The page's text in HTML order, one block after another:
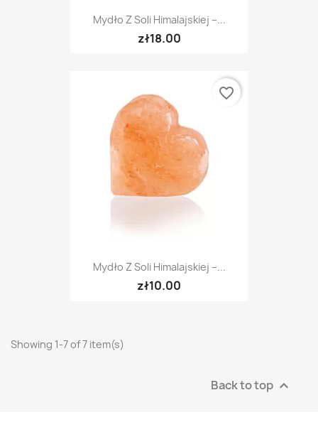
Mydło Z Soli Himalajskiej –...
zł18.00
Mydło Z Soli Himalajskiej –...
zł10.00
favorite_border
Showing 1-7 of 7 item(s)
Back to top 